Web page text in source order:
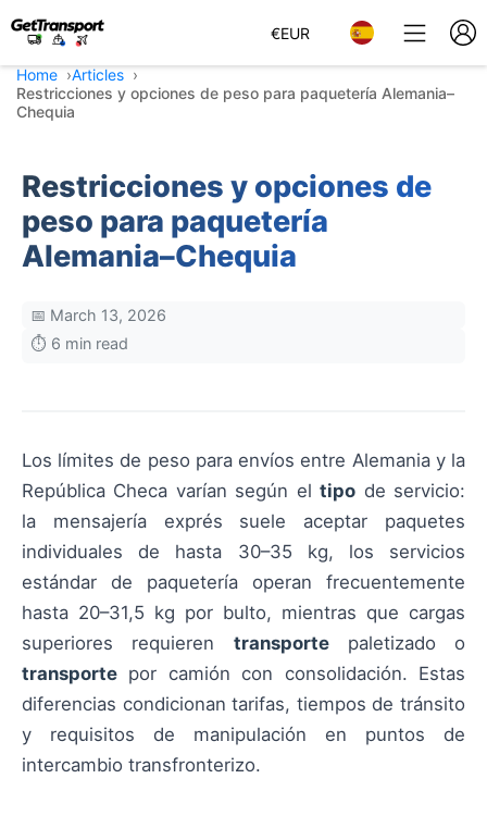
€EUR
Home
Articles
Restricciones y opciones de peso para paquetería Alemania–
Chequia
Restricciones y opciones de
peso para paquetería
Alemania–Chequia
📅 March 13, 2026
⏱️ 6 min read
Los límites de peso para envíos entre Alemania y la
República Checa varían según eltipo de servicio:
la mensajería exprés suele aceptar paquetes
individuales de hasta 30–35 kg, los servicios
estándar de paquetería operan frecuentemente
hasta 20–31,5 kg por bulto, mientras que cargas
superiores requieren transportepaletizado o
transporte por camión con consolidación. Estas
diferencias condicionan tarifas, tiempos de tránsito
y requisitos de manipulación en puntos de
intercambio transfronterizo.